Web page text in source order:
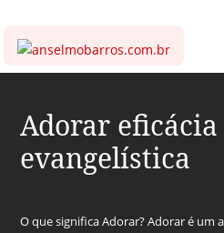
Adorar eficácia
evangelística
O que significa Adorar? Adorar é um